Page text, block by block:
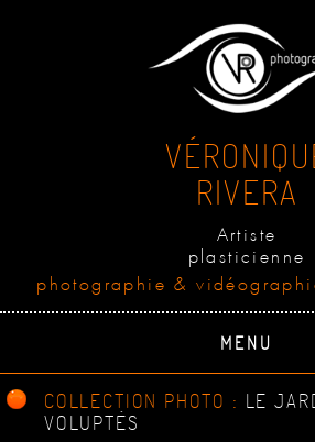
RIVERA
Artiste
plasticienne
photographie &
MENU
COLLECTION PHOTO : LE
VOLUPTÉS